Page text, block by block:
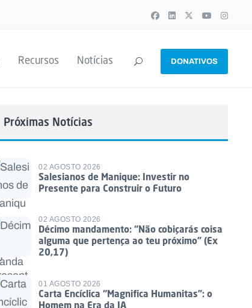
Recursos Notícias DONATIVOS
Próximas Notícias
02 AGOSTO 2026
Salesianos de Manique: Investir no
Presente para Construir o Futuro
02 AGOSTO 2026
Décimo mandamento: “Não cobiçarás coisa
alguma que pertença ao teu próximo” (Ex
20,17)
01 AGOSTO 2026
Carta Encíclica “Magnifica Humanitas”: o
Homem na Era da IA